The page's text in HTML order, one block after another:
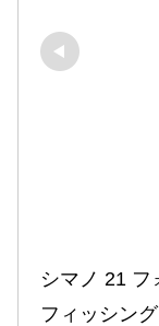
シマノ 21 フ
フィッシング